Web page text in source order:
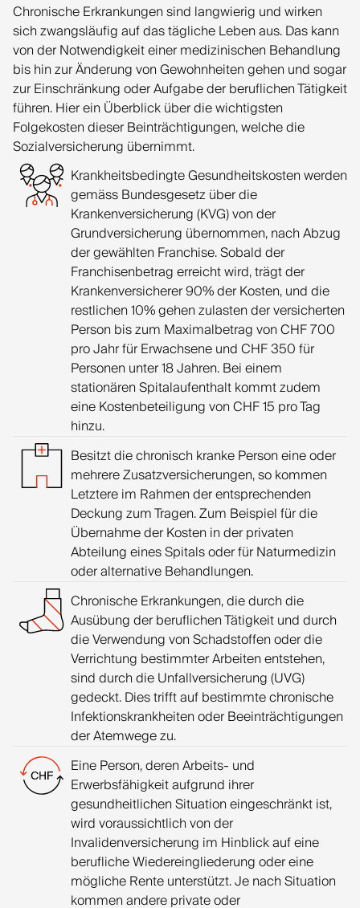
Chronische Erkrankungen sind langwierig und wirken
sich zwangsläufig auf das tägliche Leben aus. Das kann
von der Notwendigkeit einer medizinischen Behandlung
bis hin zur Änderung von Gewohnheiten gehen und sogar
zur Einschränkung oder Aufgabe der beruflichen Tätigkeit
führen. Hier ein Überblick über die wichtigsten
Folgekosten dieser Beinträchtigungen, welche die
Sozialversicherung übernimmt.
Krankheitsbedingte Gesundheitskosten werden
gemäss Bundesgesetz über die
Krankenversicherung (KVG) von der
Grundversicherung übernommen, nach Abzug
der gewählten Franchise. Sobald der
Franchisenbetrag erreicht wird, trägt der
Krankenversicherer 90% der Kosten, und die
restlichen 10% gehen zulasten der versicherten
Person bis zum Maximalbetrag von CHF 700
pro Jahr für Erwachsene und CHF 350 für
Personen unter 18 Jahren. Bei einem
stationären Spitalaufenthalt kommt zudem
eine Kostenbeteiligung von CHF 15 pro Tag
hinzu.
Besitzt die chronisch kranke Person eine oder
mehrere Zusatzversicherungen, so kommen
Letztere im Rahmen der entsprechenden
Deckung zum Tragen. Zum Beispiel für die
Übernahme der Kosten in der privaten
Abteilung eines Spitals oder für Naturmedizin
oder alternative Behandlungen.
Chronische Erkrankungen, die durch die
Ausübung der beruflichen Tätigkeit und durch
die Verwendung von Schadstoffen oder die
Verrichtung bestimmter Arbeiten entstehen,
sind durch die Unfallversicherung (UVG)
gedeckt. Dies trifft auf bestimmte chronische
Infektionskrankheiten oder Beeinträchtigungen
der Atemwege zu.
Eine Person, deren Arbeits- und
Erwerbsfähigkeit aufgrund ihrer
gesundheitlichen Situation eingeschränkt ist,
wird voraussichtlich von der
Invalidenversicherung im Hinblick auf eine
berufliche Wiedereingliederung oder eine
mögliche Rente unterstützt. Je nach Situation
kommen andere private oder